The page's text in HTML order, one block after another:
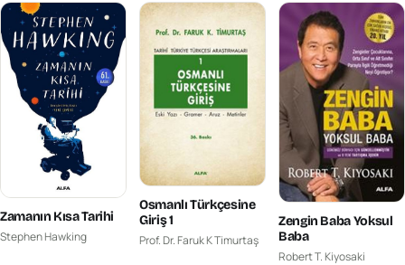
Zamanın Kısa Tarihi
Stephen Hawking
Osmanlı Türkçesine
Giriş 1
Prof. Dr. Faruk K Timurtaş
Zengin Baba Yoksul
Baba
Robert T. Kiyosaki